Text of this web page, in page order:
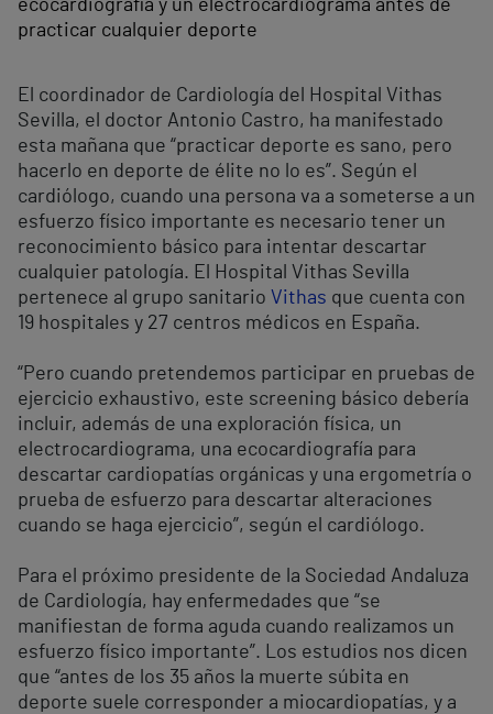
ecocardiografía y un electrocardiograma antes de
practicar cualquier deporte
El coordinador de Cardiología del Hospital Vithas
Sevilla, el doctor Antonio Castro, ha manifestado
esta mañana que “practicar deporte es sano, pero
hacerlo en deporte de élite no lo es”. Según el
cardiólogo, cuando una persona va a someterse a un
esfuerzo físico importante es necesario tener un
reconocimiento básico para intentar descartar
cualquier patología. El Hospital Vithas Sevilla
pertenece al grupo sanitario Vithas que cuenta con
19 hospitales y 27 centros médicos en España.
“Pero cuando pretendemos participar en pruebas de
ejercicio exhaustivo, este screening básico debería
incluir, además de una exploración física, un
electrocardiograma, una ecocardiografía para
descartar cardiopatías orgánicas y una ergometría o
prueba de esfuerzo para descartar alteraciones
cuando se haga ejercicio”, según el cardiólogo.
Para el próximo presidente de la Sociedad Andaluza
de Cardiología, hay enfermedades que “se
manifiestan de forma aguda cuando realizamos un
esfuerzo físico importante”. Los estudios nos dicen
que “antes de los 35 años la muerte súbita en
deporte suele corresponder a miocardiopatías, y a